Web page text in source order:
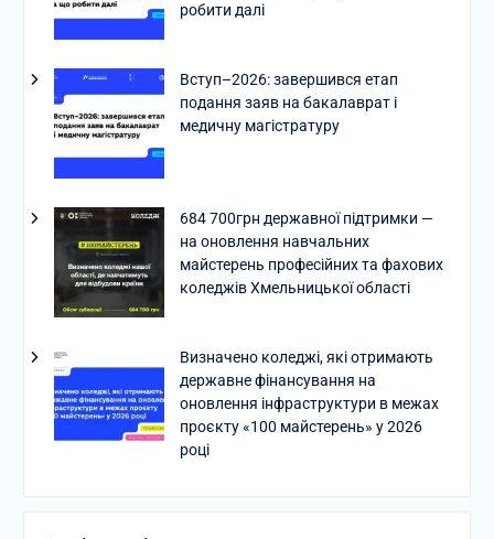
робити далі
Вступ–2026: завершився етап
подання заяв на бакалаврат і
медичну магістратуру
684 700грн державної підтримки —
на оновлення навчальних
майстерень професійних та фахових
коледжів Хмельницької області
Визначено коледжі, які отримають
державне фінансування на
оновлення інфраструктури в межах
проєкту «100 майстерень» у 2026
році